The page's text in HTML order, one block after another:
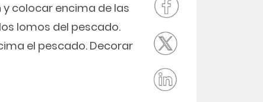
colocar encima de las
lomos del pescado.
el pescado. Decorar